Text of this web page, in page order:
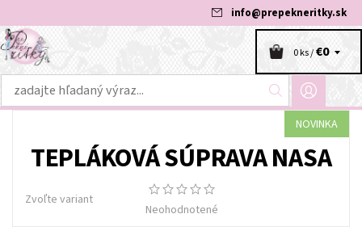
info@prepekneritky.sk
0 ks /€0
NOVINKA
TEPLÁKOVÁ SÚPRAVA NASA
Zvoľte variant
Neohodnotené